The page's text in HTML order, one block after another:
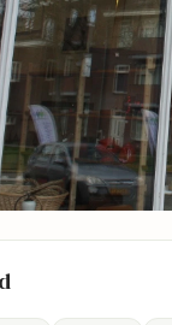
kaart